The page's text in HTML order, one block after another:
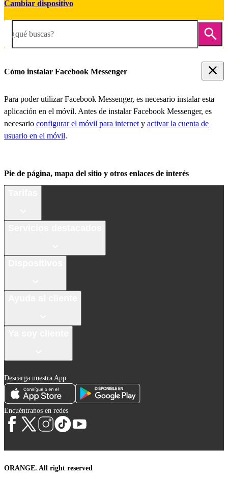
Cambiar dispositivo
¿qué buscas?
Cómo instalar Facebook Messenger
Para poder utilizar Facebook Messenger, es necesario instalar esta
aplicación en el móvil. Antes de instalar Facebook Messenger, es
necesario configurar el móvil para internet y activar la cuenta de
usuario en el móvil.
Pie de página, mapa del sitio y otros enlaces de interés
Descarga nuestra App
Encuéntranos en redes
ORANGE. All right reserved